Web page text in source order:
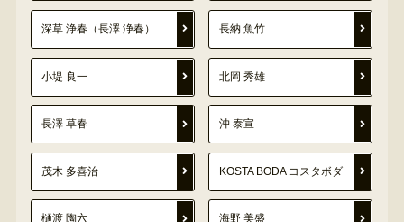
深草 浄春（長澤 浄春） 長納 魚竹
小堤 良一 北岡 秀雄
長澤 草春 沖 泰宣
茂木 多喜治 KOSTA BODA コスタボダ
樋渡 陶六 海野 美盛